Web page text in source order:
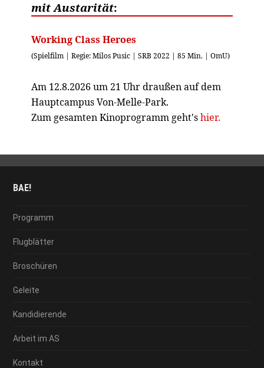
mit Austarität:
Working Class Heroes
(Spielfilm | Regie: Milos Pusic | SRB 2022 | 85 Min. | OmU)
Am 12.8.2026 um 21 Uhr draußen auf dem
Hauptcampus Von-Melle-Park.
Zum gesamten Kinoprogramm geht'shier.
BAE!
Programm
Flugblätter
Broschüren
Geleite
Kandidierende
Arbeit im AS
Kontakt